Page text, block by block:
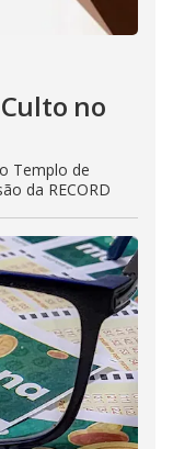
no
Templo de
da RECORD